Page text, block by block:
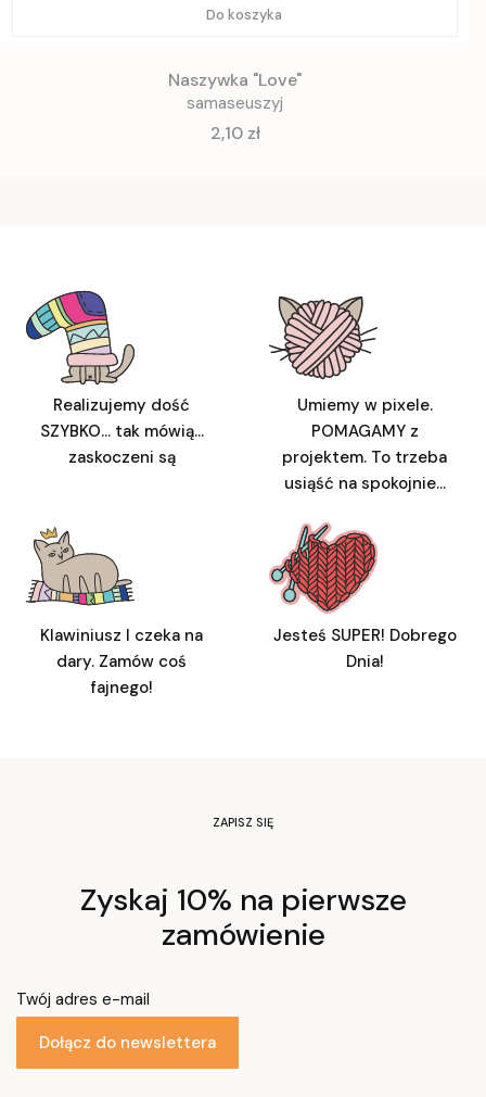
Do koszyka
Naszywka "Love"
samaseuszyj
Cena
2,10 zł
Realizujemy dość
SZYBKO... tak mówią...
zaskoczeni są
Umiemy w pixele.
POMAGAMY z
projektem. To trzeba
usiąść na spokojnie...
Klawiniusz I czeka na
dary. Zamów coś
fajnego!
Jesteś SUPER! Dobrego
Dnia!
ZAPISZ SIĘ
Zyskaj 10% na pierwsze
zamówienie
Twój adres e-mail
Dołącz do newslettera